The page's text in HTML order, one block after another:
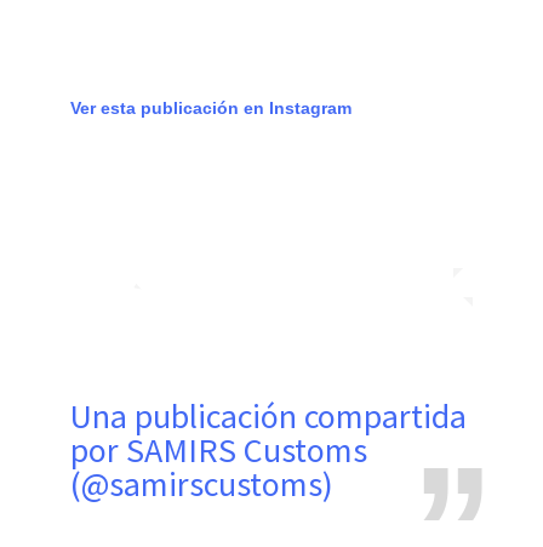
Ver esta publicación en Instagram
Una publicación compartida
por SAMIRS Customs
(@samirscustoms)